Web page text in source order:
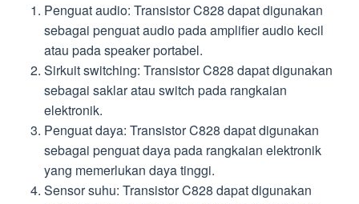
Penguat audio: Transistor C828 dapat digunakan
sebagai penguat audio pada amplifier audio kecil
atau pada speaker portabel.
Sirkuit switching: Transistor C828 dapat digunakan
sebagai saklar atau switch pada rangkaian
elektronik.
Penguat daya: Transistor C828 dapat digunakan
sebagai penguat daya pada rangkaian elektronik
yang memerlukan daya tinggi.
Sensor suhu: Transistor C828 dapat digunakan